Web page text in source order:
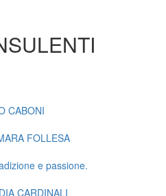
CABONI
FOLLESA
e passione.
CARDINALI